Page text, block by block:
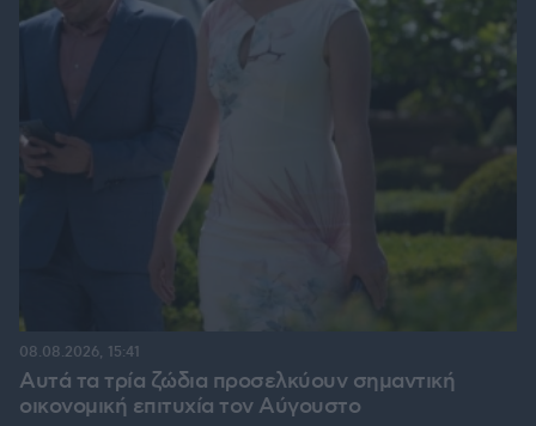
Αυτά τα τρία ζώδια προσελκύουν σημαντική
οικονομική επιτυχία τον Αύγουστο
08.08.2026, 15:41